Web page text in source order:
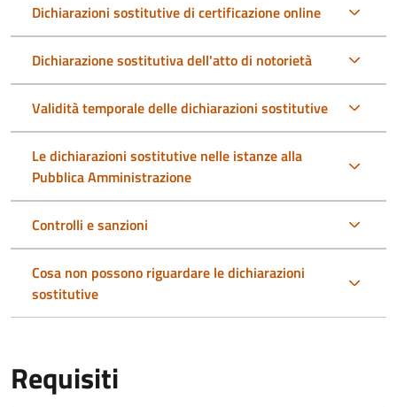
Dichiarazioni sostitutive di certificazione online
Dichiarazione sostitutiva dell'atto di notorietà
Validità temporale delle dichiarazioni sostitutive
Le dichiarazioni sostitutive nelle istanze alla
Pubblica Amministrazione
Controlli e sanzioni
Cosa non possono riguardare le dichiarazioni
sostitutive
Requisiti